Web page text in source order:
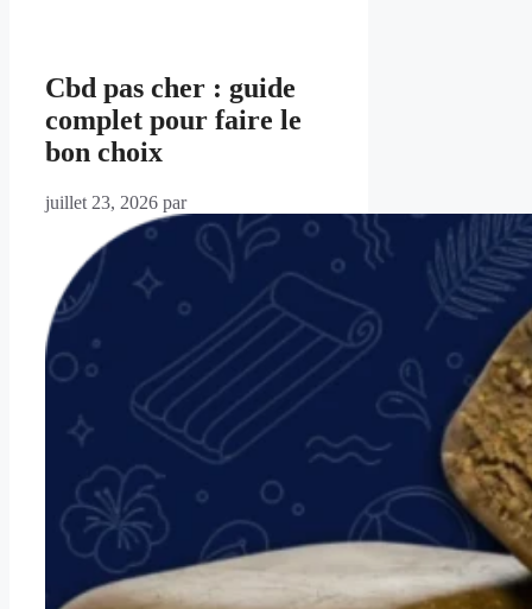
Cbd pas cher : guide
complet pour faire le
bon choix
juillet 23, 2026 par